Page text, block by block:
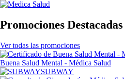
Promociones Destacadas
Ver todas las promociones
Buena Salud Mental - Médica Salud
SUBWAY